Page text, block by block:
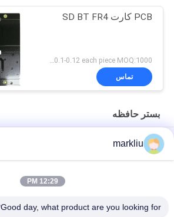
PCB کارت SD BT FR4
تماس
بستر حافظه
های حافظه
markliu
12:29 PM
Good day, what product are you looking for?